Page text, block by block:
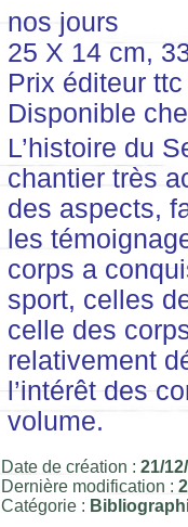
nos jours
25 X 14 cm,
Prix éditeur
Disponible
L’histoire du
chantier très
des aspects,
les
corps a
sport, celles
celle des
relativement
l’intérêt des
volume.
Date de création : 21/
Dernière modification :
Catégorie :